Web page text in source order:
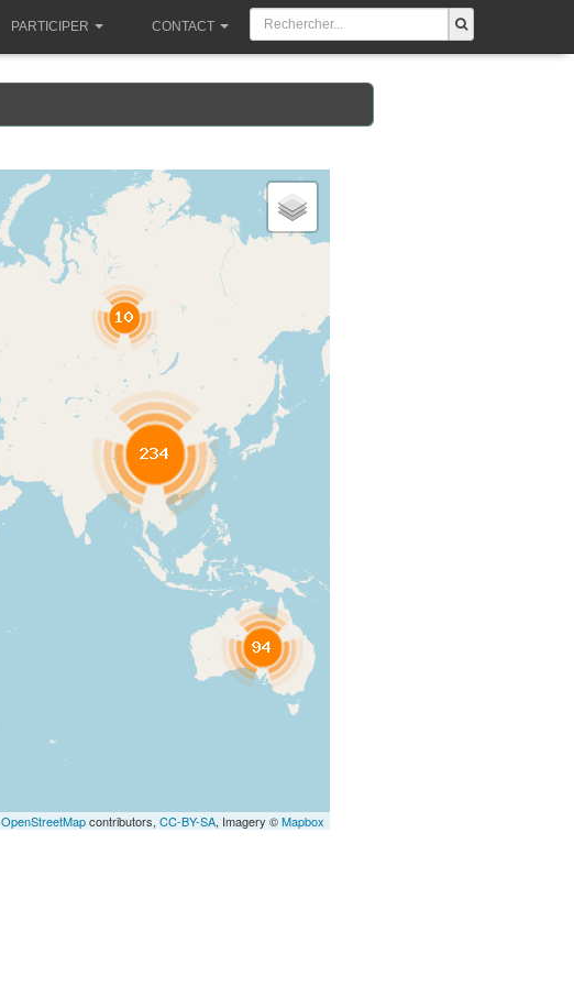
PARTICIPER CONTACT
OpenStreetMapcontributors, CC-BY-SA, Imagery ©Mapbox